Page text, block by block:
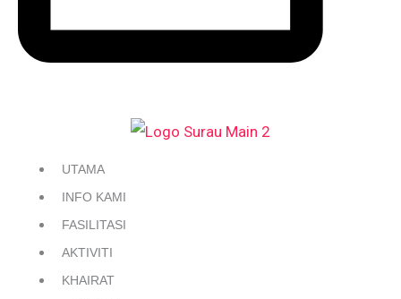
UTAMA
INFO KAMI
FASILITASI
AKTIVITI
KHAIRAT